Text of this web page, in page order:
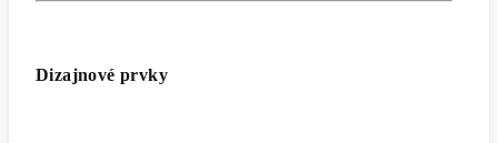
Dizajnové prvky